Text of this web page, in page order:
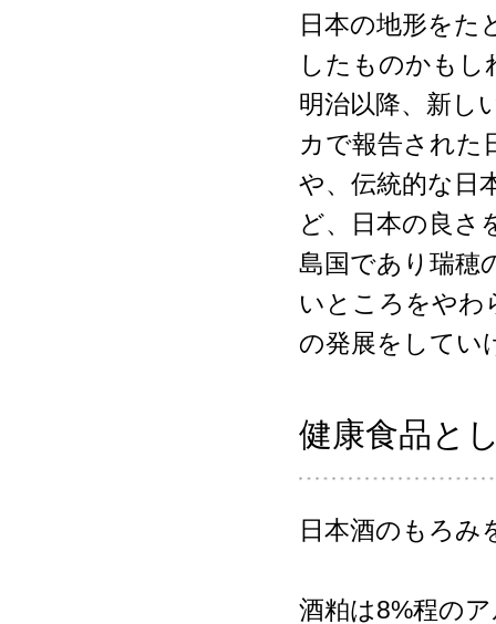
日本の地形をた
したものかもし
明治以降、新し
カで報告された
や、伝統的な日
ど、日本の良さ
島国であり瑞穂
いところをやわ
の発展をしてい
健康食品と
日本酒のもろみ
酒粕は8%程の